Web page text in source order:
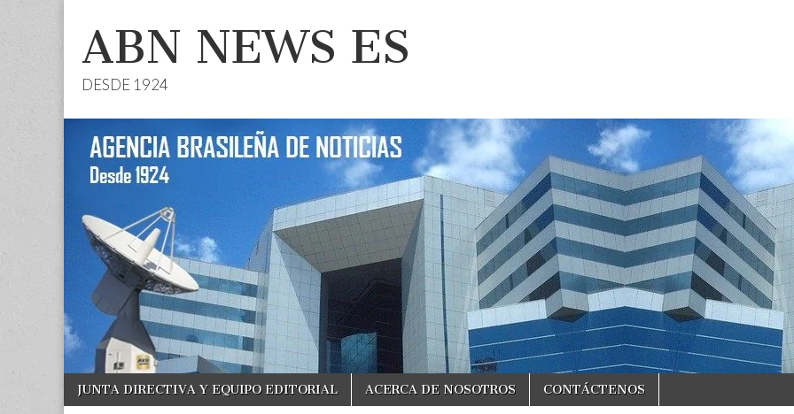
ABN NEWS ES
DESDE 1924
Main
menu
Skip
JUNTA DIRECTIVA Y EQUIPO EDITORIAL ACERCA DE NOSOTROS CONTÁCTENOS